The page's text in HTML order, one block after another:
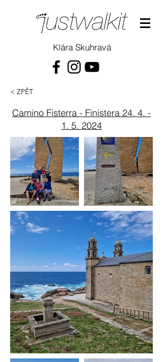
Klára Skuhravá
< ZPĚT
Camino Fisterra - Finistera 24. 4. -
1. 5. 2024